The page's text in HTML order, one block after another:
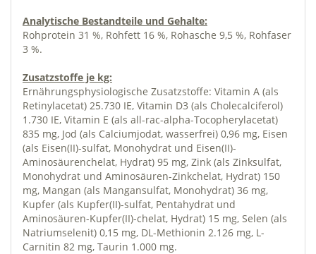
Analytische Bestandteile und Gehalte:
Rohprotein 31 %, Rohfett 16 %, Rohasche 9,5 %, Rohfaser
3 %.
Zusatzstoffe je kg:
Ernährungsphysiologische Zusatzstoffe: Vitamin A (als
Retinylacetat) 25.730 IE, Vitamin D3 (als Cholecalciferol)
1.730 IE, Vitamin E (als all-rac-alpha-Tocopherylacetat)
835 mg, Jod (als Calciumjodat, wasserfrei) 0,96 mg, Eisen
(als Eisen(II)-sulfat, Monohydrat und Eisen(II)-
Aminosäurenchelat, Hydrat) 95 mg, Zink (als Zinksulfat,
Monohydrat und Aminosäuren-Zinkchelat, Hydrat) 150
mg, Mangan (als Mangansulfat, Monohydrat) 36 mg,
Kupfer (als Kupfer(II)-sulfat, Pentahydrat und
Aminosäuren-Kupfer(II)-chelat, Hydrat) 15 mg, Selen (als
Natriumselenit) 0,15 mg, DL-Methionin 2.126 mg, L-
Carnitin 82 mg, Taurin 1.000 mg.